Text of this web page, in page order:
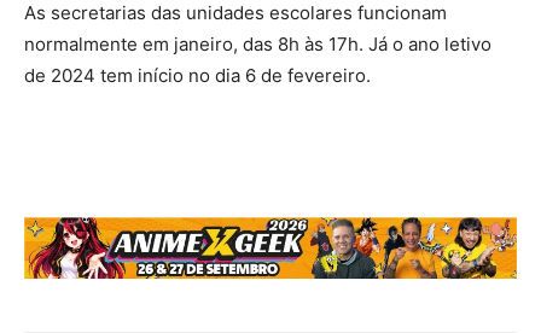
As secretarias das unidades escolares funcionam
normalmente em janeiro, das 8h às 17h. Já o ano letivo
de 2024 tem início no dia 6 de fevereiro.